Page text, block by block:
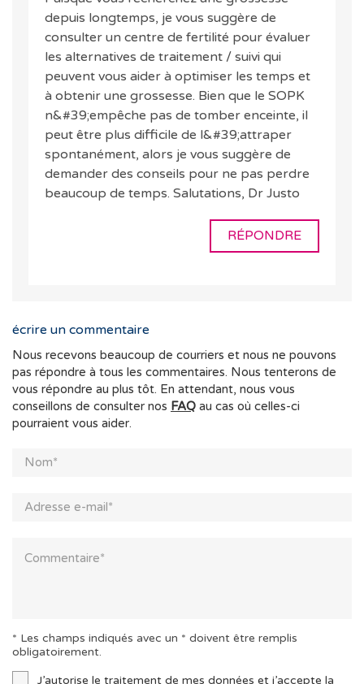
depuis longtemps, je vous suggère de
consulter un centre de fertilité pour évaluer
les alternatives de traitement / suivi qui
peuvent vous aider à optimiser les temps et
à obtenir une grossesse. Bien que le SOPK
n&#39;empêche pas de tomber enceinte, il
peut être plus difficile de l&#39;attraper
spontanément, alors je vous suggère de
demander des conseils pour ne pas perdre
beaucoup de temps. Salutations, Dr Justo
RÉPONDRE
écrire un commentaire
Nous recevons beaucoup de courriers et nous ne pouvons
pas répondre à tous les commentaires. Nous tenterons de
vous répondre au plus tôt. En attendant, nous vous
conseillons de consulter nos FAQ au cas où celles-ci
pourraient vous aider.
* Les champs indiqués avec un * doivent être remplis
obligatoirement.
J’autorise le traitement de mes données et j’accepte la